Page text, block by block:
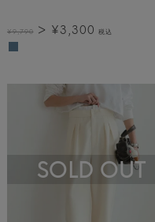
¥9,790 ¥3,300 税込
SOLD OUT